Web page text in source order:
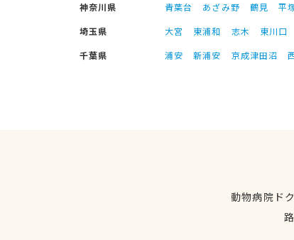
神奈川県
青葉台 あざみ野 鶴見 平
埼玉県
大宮 東浦和 志木 東川口
千葉県
浦安 新浦安 京成津田沼
動物病院ド